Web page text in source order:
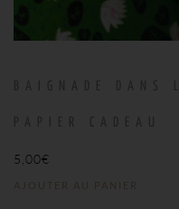
5,00€
AJOUTER AU PANIER